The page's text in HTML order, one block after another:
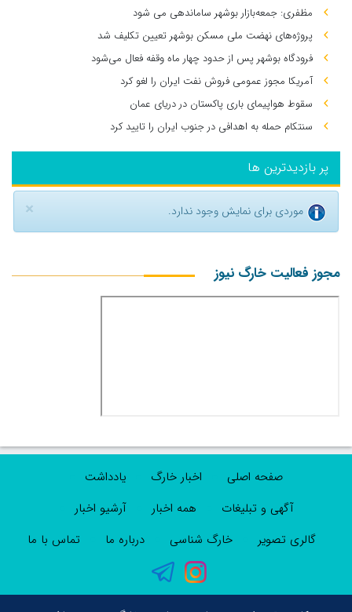
مظفری: جمعه‌بازار بوشهر ساماندهی می‌ شود
پروژه‌های نهضت ملی مسکن بوشهر تعیین تکلیف شد
فرودگاه بوشهر پس از حدود چهار ماه وقفه فعال می‌شود
آمریکا مجوز عمومی فروش نفت ایران را لغو کرد
سقوط هواپیمای باری پاکستان در دریای عمان
سنتکام حمله به اهدافی در جنوب ایران را تایید کرد
پر بازدیدترین ها
× موردی برای نمایش وجود ندارد.
مجوز فعالیت خارگ نیوز
صفحه اصلی اخبار خارگ
یادداشت
آگهی و تبلیغات
همه اخبار
آرشیو اخبار
گالری تصویر
خارگ شناسی درباره ما تماس با ما